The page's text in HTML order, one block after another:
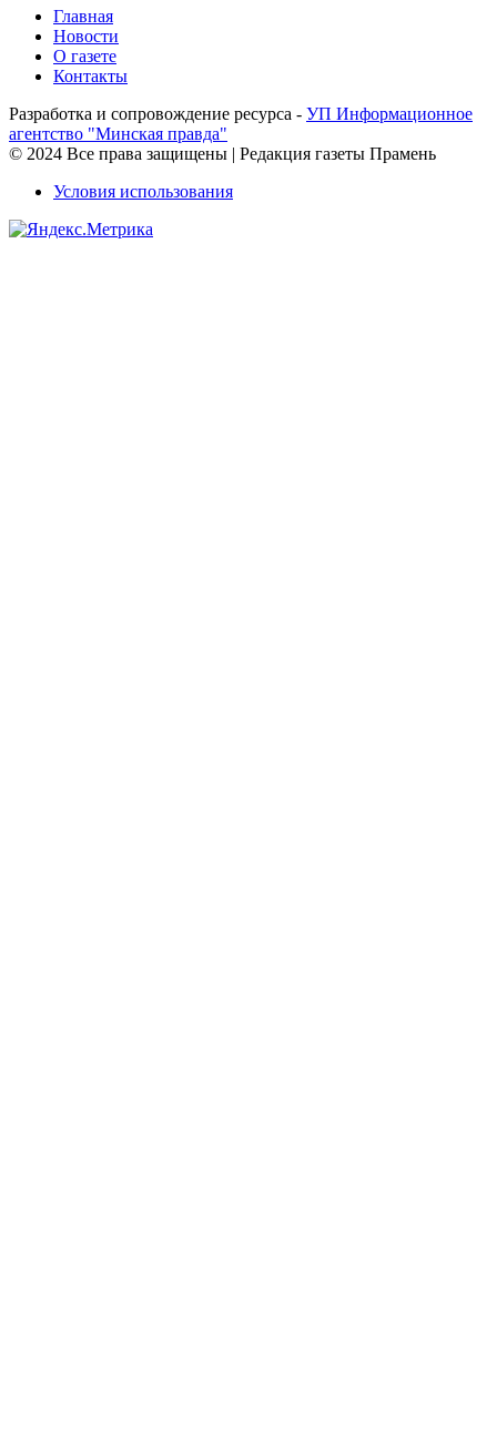
Главная
Новости
О газете
Контакты
Разработка и сопровождение ресурса - УП Информационное
агентство "Минская правда"
© 2024 Все права защищены | Редакция газеты Прамень
Условия использования